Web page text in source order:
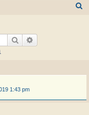
Rechercher
1:43 pm